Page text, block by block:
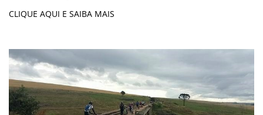
CLIQUE AQUI E SAIBA MAIS